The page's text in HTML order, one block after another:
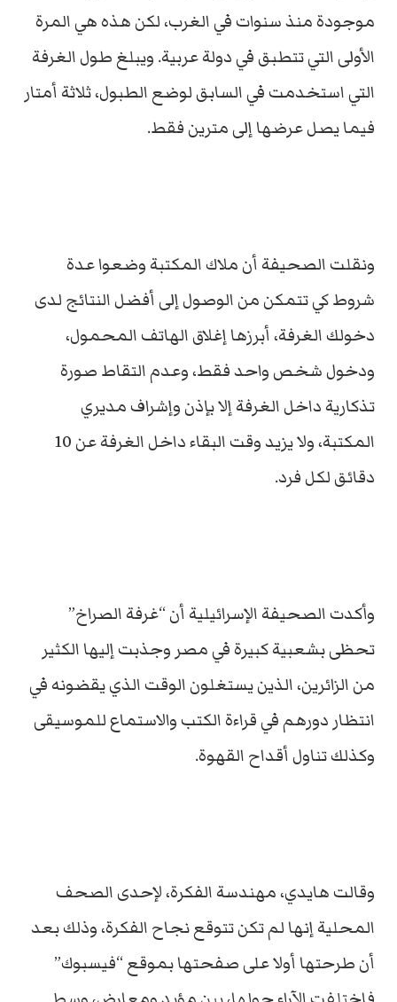
موجودة منذ سنوات في الغرب، لكن هذه هي المرة
الأولى التي تتطبق في دولة عربية. ويبلغ طول الغرفة
التي استخدمت في السابق لوضع الطبول، ثلاثة أمتار
فيما يصل عرضها إلى مترين فقط.
ونقلت الصحيفة أن ملاك المكتبة وضعوا عدة
شروط كي تتمكن من الوصول إلى أفضل النتائج لدى
دخولك الغرفة، أبرزها إغلاق الهاتف المحمول،
ودخول شخص واحد فقط، وعدم التقاط صورة
تذكارية داخل الغرفة إلا بإذن وإشراف مديري
المكتبة، ولا يزيد وقت البقاء داخل الغرفة عن 10
دقائق لكل فرد.
وأكدت الصحيفة الإسرائيلية أن “غرفة الصراخ”
تحظى بشعبية كبيرة في مصر وجذبت إليها الكثير
من الزائرين، الذين يستغلون الوقت الذي يقضونه في
انتظار دورهم في قراءة الكتب والاستماع للموسيقى
وكذلك تناول أقداح القهوة.
وقالت هايدي، مهندسة الفكرة، لإحدى الصحف
المحلية إنها لم تكن تتوقع نجاح الفكرة، وذلك بعد
أن طرحتها أولا على صفحتها بموقع “فيسبوك”